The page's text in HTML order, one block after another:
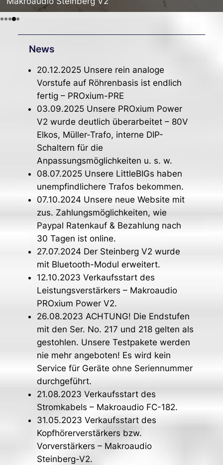
News
20.12.2025 Unsere rein analoge
Vorstufe auf Röhrenbasis ist endlich
fertig – PROxium-PRE
03.09.2025 Unsere PROxium Power
V2 wurde deutlich überarbeitet – 80V
Elkos, Müller-Trafo, interne DIP-
Schaltern für die
Anpassungsmöglichkeiten u. s. w.
08.07.2025 Unsere LittleBIGs haben
unempfindlichere Trafos bekommen.
07.10.2024 Unsere neue Website mit
zus. Zahlungsmöglichkeiten, wie
Paypal Ratenkauf & Bezahlung nach
30 Tagen ist online.
27.07.2024 Der Steinberg V2 wurde
mit Bluetooth-Modul erweitert.
12.10.2023 Verkaufsstart des
Leistungsverstärkers – Makroaudio
PROxium Power V2.
26.08.2023 ACHTUNG! Die Endstufen
mit den Ser. No. 217 und 218 gelten als
gestohlen. Unsere Testpakete werden
nie mehr angeboten! Es wird kein
Service für Geräte ohne Seriennummer
durchgeführt.
21.08.2023 Verkaufsstart des
Stromkabels – Makroaudio FC-182.
31.05.2023 Verkaufsstart des
Kopfhörerverstärkers bzw.
Vorverstärkers – Makroaudio
Steinberg-V2.